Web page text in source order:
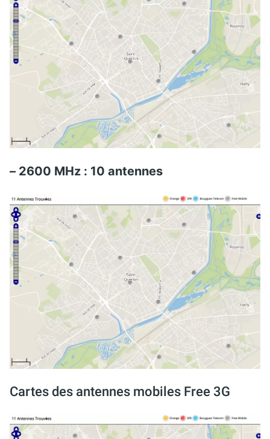
– 2600 MHz : 10 antennes
Cartes des antennes mobiles Free 3G